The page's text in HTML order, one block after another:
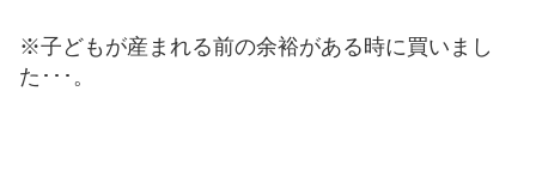
※子どもが産まれる前の余裕がある時に買いまし
た･･･。